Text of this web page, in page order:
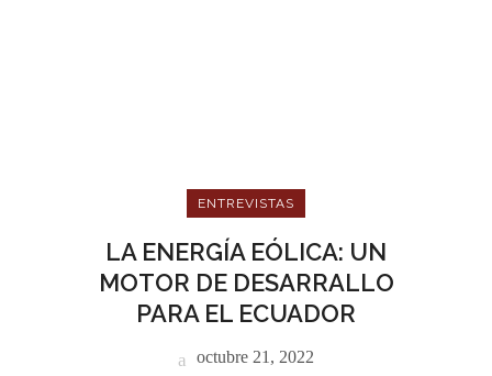
ENTREVISTAS
LA ENERGÍA EÓLICA: UN
MOTOR DE DESARRALLO
PARA EL ECUADOR
octubre 21, 2022